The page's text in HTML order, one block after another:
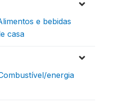
e bebidas
casa
energia